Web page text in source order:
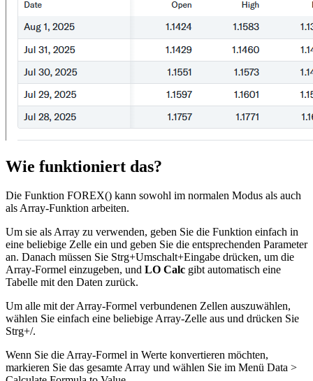
Wie funktioniert das?
Die Funktion FOREX() kann sowohl im normalen Modus als auch
als Array-Funktion arbeiten.
Um sie als Array zu verwenden, geben Sie die Funktion einfach in
eine beliebige Zelle ein und geben Sie die entsprechenden Parameter
an. Danach müssen Sie Strg+Umschalt+Eingabe drücken, um die
Array-Formel einzugeben, und LO Calc gibt automatisch eine
Tabelle mit den Daten zurück.
Um alle mit der Array-Formel verbundenen Zellen auszuwählen,
wählen Sie einfach eine beliebige Array-Zelle aus und drücken Sie
Strg+/.
Wenn Sie die Array-Formel in Werte konvertieren möchten,
markieren Sie das gesamte Array und wählen Sie im Menü Data >